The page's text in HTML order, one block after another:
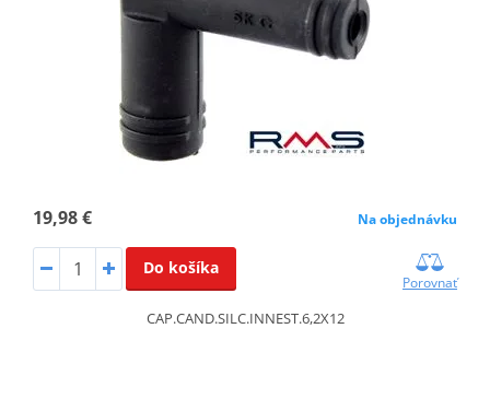
19,98 € Na objednávku
Do košíka
Porovnať
CAP.CAND.SILC.INNEST.6,2X12